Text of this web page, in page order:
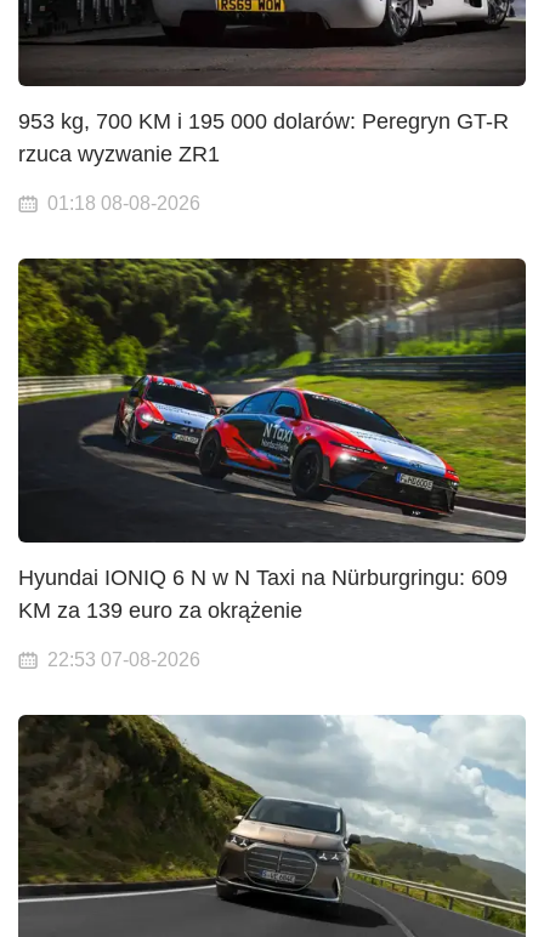
953 kg, 700 KM i 195 000 dolarów: Peregryn GT-R
rzuca wyzwanie ZR1
01:18 08-08-2026
Hyundai IONIQ 6 N w N Taxi na Nürburgringu: 609
KM za 139 euro za okrążenie
22:53 07-08-2026